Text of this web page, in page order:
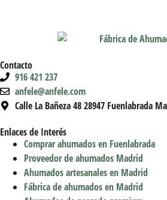
Contacto
916 421 237
anfele@anfele.com
Calle La Bañeza 48 28947 Fuenlabrada
Enlaces de Interés
Comprar ahumados en Fuenlabrada
Proveedor de ahumados Madrid
Ahumados artesanales en Madrid
Fábrica de ahumados en Madrid